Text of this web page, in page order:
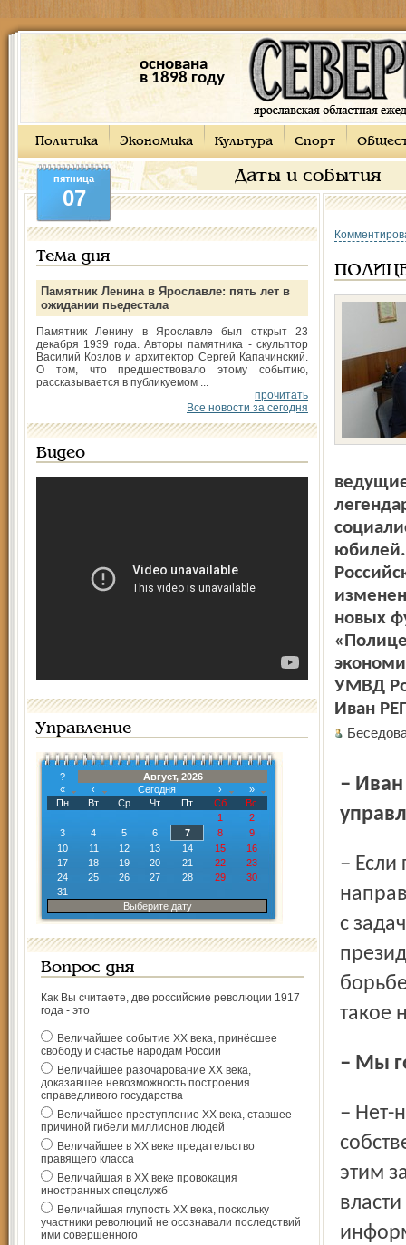
основана
в 1898 году
Политика Экономика Культура Спорт
Даты и события
пятница
07
Тема дня
Памятник Ленина в Ярославле: пять лет в
ожидании пьедестала
Памятник Ленину в Ярославле был открыт 23
декабря 1939 года. Авторы памятника - скульптор
Василий Козлов и архитектор Сергей Капачинский.
О том, что предшествовало этому событию,
рассказывается в публикуемом ...
прочитать
Все новости за сегодня
Видео
Управление
?
Август, 2026
«
‹ Сегодня ›
»
Пн
Вт Ср Чт Пт Сб
Вс
1
2
3
4 5 6 7 8
9
10
11 12 13 14 15
16
17
18 19 20 21 22
23
24
25 26 27 28 29
30
31
Выберите дату
Вопрос дня
Как Вы считаете, две российские революции 1917
года - это
Величайшее событие ХХ века, принёсшее
свободу и счастье народам России
Величайшее разочарование ХХ века,
доказавшее невозможность построения
справедливого государства
Величайшее преступление ХХ века, ставшее
причиной гибели миллионов людей
Величайшее в ХХ веке предательство
правящего класса
Величайшая в ХХ веке провокация
иностранных спецслужб
Величайшая глупость ХХ века, поскольку
участники революций не осознавали последствий
ими совершённого
юбилей.
новых
УМВД
Иван
– Иван Сергеевич, какова нынешняя структура вашего
– Если говорить о его структуре, о приоритетных
с
такое
– Мы
– Нет-нет. Для этого у нас есть подразделение
этим